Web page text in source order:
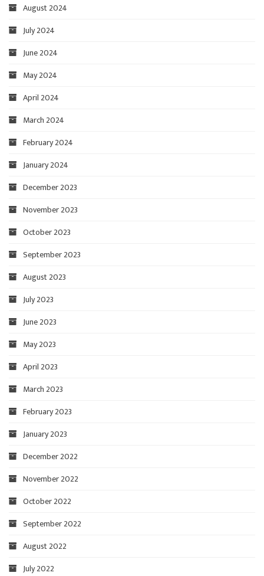
August 2024
July 2024
June 2024
May 2024
April 2024
March 2024
February 2024
January 2024
December 2023
November 2023
October 2023
September 2023
August 2023
July 2023
June 2023
May 2023
April 2023
March 2023
February 2023
January 2023
December 2022
November 2022
October 2022
September 2022
August 2022
July 2022